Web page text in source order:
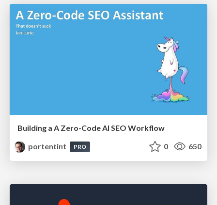
Building a A Zero-Code AI SEO Workflow
portentint
PRO 0 650